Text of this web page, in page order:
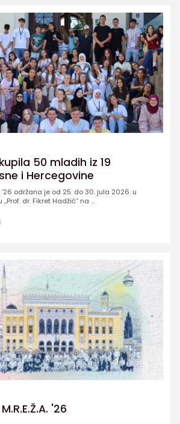
50 mladih iz 19
i Hercegovine
’26 održana je od 25. do 30. jula 2026. u
dr. Fikret Hadžić” na ...
'26